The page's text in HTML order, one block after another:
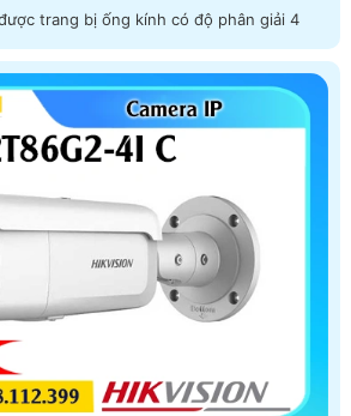
trang bị ống kính có độ phân giải 4